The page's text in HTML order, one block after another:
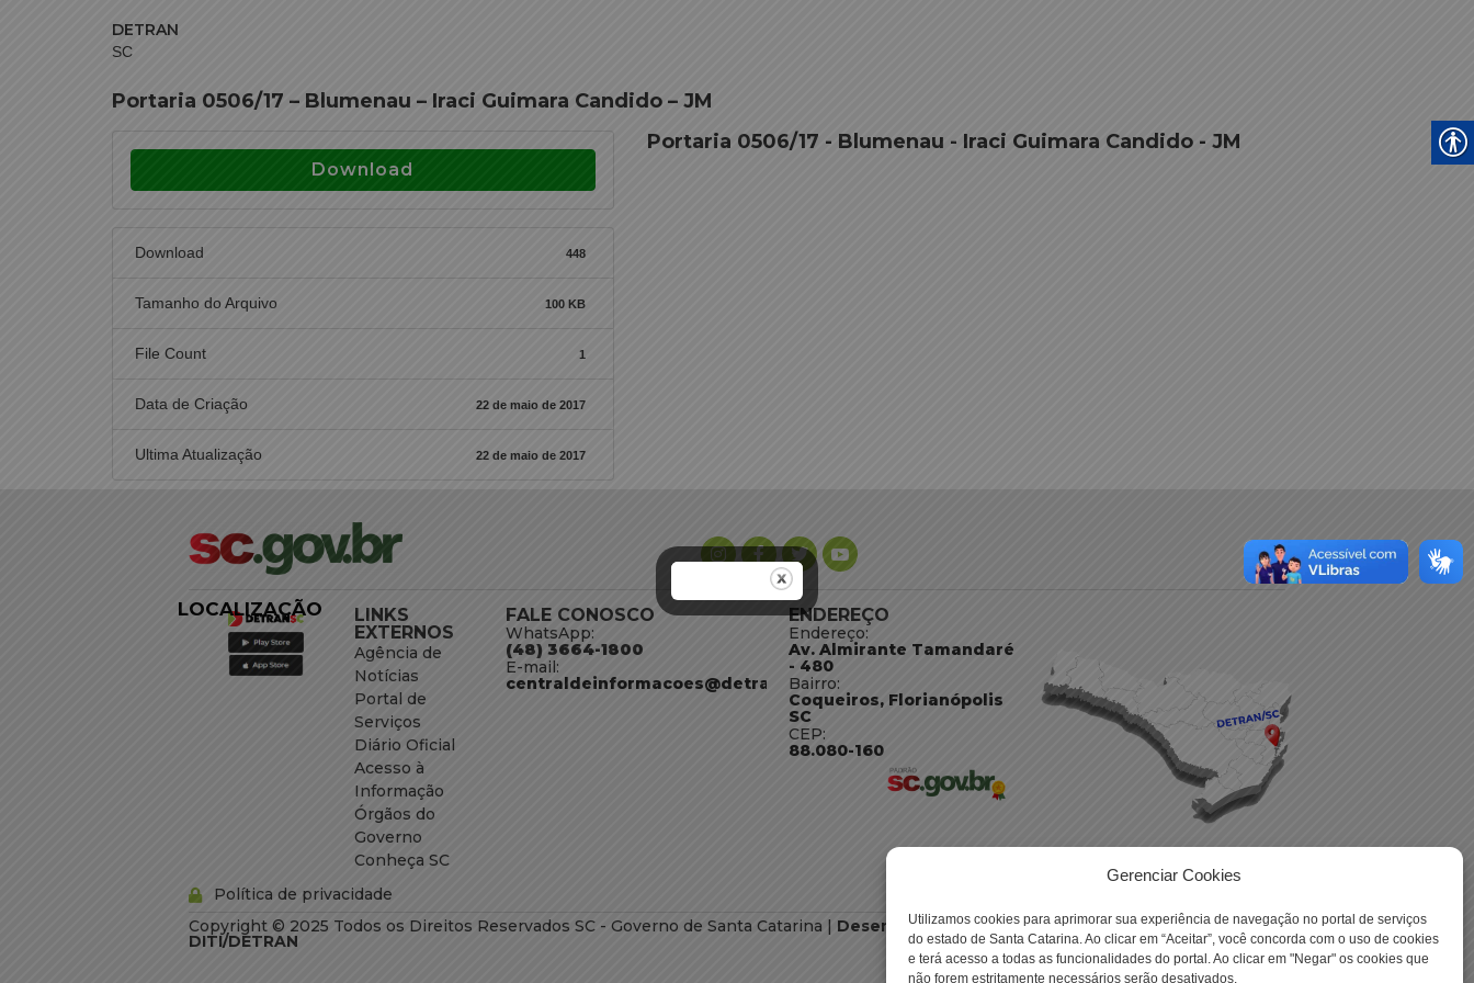
Gerenciar Cookies
Utilizamos cookies para aprimorar sua experiência de navegação no portal de serviços
do estado de Santa Catarina. Ao clicar em “Aceitar”, você concorda com o uso de cookies
e terá acesso a todas as funcionalidades do portal. Ao clicar em "Negar" os cookies que
não forem estritamente necessários serão desativados.
DETRAN
SC
Portaria 0506/17 – Blumenau – Iraci Guimara Candido – JM
Download
Download 448
Tamanho do Arquivo 100 KB
File Count 1
Data de Criação 22 de maio de 2017
Ultima Atualização 22 de maio de 2017
Portaria 0506/17 - Blumenau - Iraci Guimara Candido - JM
LINKS
EXTERNOS
Agência de
Notícias
Portal de
Serviços
Diário Oficial
Acesso à
Informação
Órgãos do
Governo
Conheça SC
FALE CONOSCO
WhatsApp:
(48) 3664-1800
E-mail:
centraldeinformacoes@detran.sc.gov.br
ENDEREÇO
Endereço:
Av. Almirante Tamandaré
- 480
Bairro:
Coqueiros, Florianópolis
SC
CEP:
88.080-160
Política de privacidade
LOCALIZAÇÃO
Copyright © 2025 Todos os Direitos Reservados SC - Governo de Santa Catarina | Desenvolvimento -
DITI/DETRAN